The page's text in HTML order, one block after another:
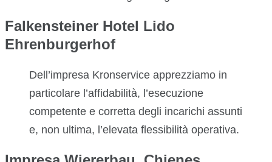
Falkensteiner Hotel Lido
Ehrenburgerhof
Dell’impresa Kronservice apprezziamo in
particolare l’affidabilità, l’esecuzione
competente e corretta degli incarichi assunti
e, non ultima, l’elevata flessibilità operativa.